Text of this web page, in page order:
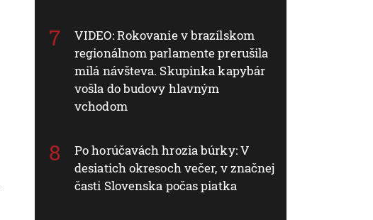
VIDEO: Rokovanie v brazílskom
regionálnom parlamente prerušila
milá návšteva. Skupinka kapybár
vošla do budovy hlavným
vchodom
Po horúčavách hrozia búrky: V
desiatich okresoch večer, v značnej
časti Slovenska počas piatka